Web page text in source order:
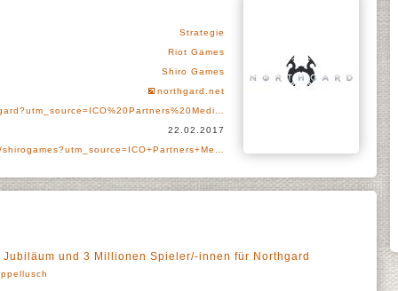
Strategie
Riot Games
Shiro Games
northgard.net
22.02.2017
und 3 Millionen Spieler/-innen für Northgard